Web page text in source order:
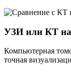
УЗИ или КТ
Компьютерная
точная